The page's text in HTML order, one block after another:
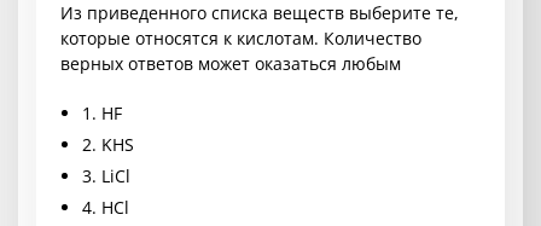
Из приведенного списка веществ выберите те,
которые относятся к кислотам. Количество
верных ответов может оказаться любым
1. HF
2. KHS
3. LiCl
4. HCl